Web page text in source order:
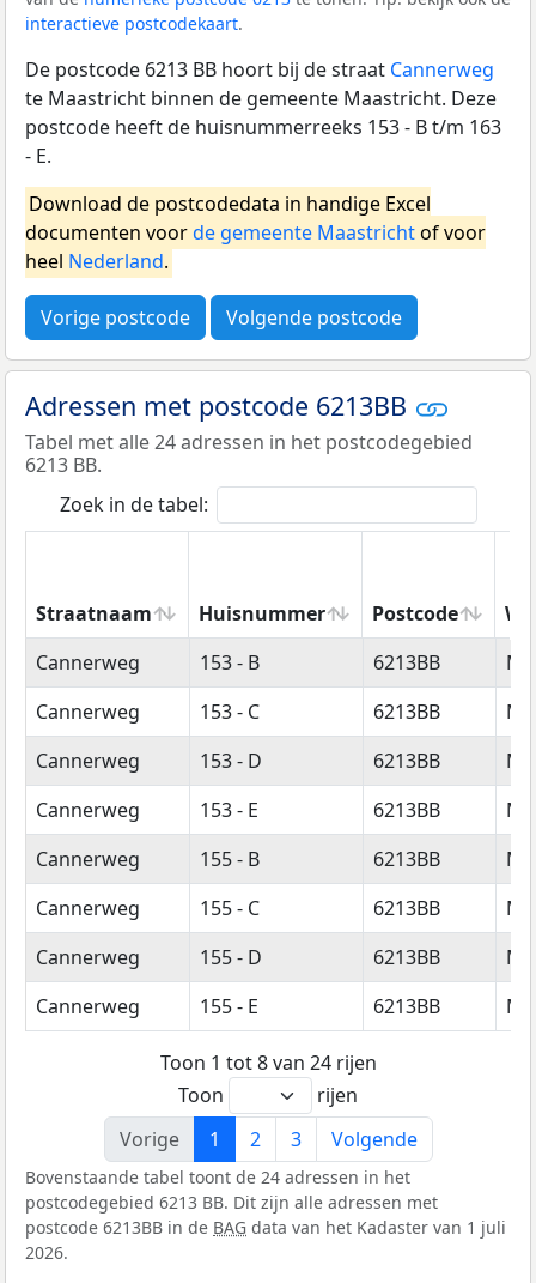
interactieve postcodekaart.
De postcode 6213 BB hoort bij de straat Cannerweg
te Maastricht binnen de gemeente Maastricht. Deze
postcode heeft de huisnummerreeks 153 - B t/m 163
- E.
Download de postcodedata in handige Excel
documenten voorde gemeente Maastrichtof voor
heel Nederland.
Vorige postcode Volgende postcode
Adressen met postcode 6213BB
Tabel met alle 24 adressen in het postcodegebied
6213 BB.
Zoek in de tabel:
Straatnaam Huisnummer Postcode
Straatnaam
Huisnummer Postcode
Cannerweg 153 - B 6213BB
Cannerweg
153 - C 6213BB
Cannerweg
153 - D 6213BB
Cannerweg
153 - E 6213BB
Cannerweg
155 - B 6213BB
Cannerweg
155 - C 6213BB
Cannerweg
155 - D 6213BB
Cannerweg
155 - E 6213BB
Toon 1 tot 8 van 24 rijen
Toon
rijen
Vorige
1 2 3 Volgende
Bovenstaande tabel toont de 24 adressen in het
postcodegebied 6213 BB. Dit zijn alle adressen met
postcode 6213BB in de BAG data van het Kadaster van 1 juli
2026.